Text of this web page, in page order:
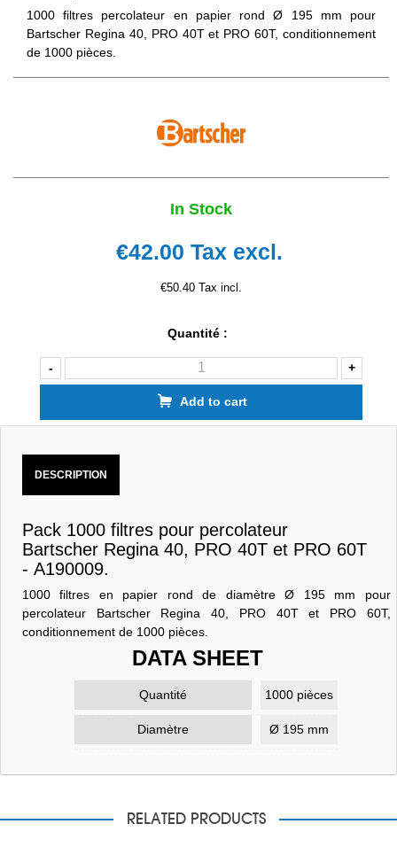
1000 filtres percolateur en papier rond Ø 195 mm pour
Bartscher Regina 40, PRO 40T et PRO 60T, conditionnement
de 1000 pièces.
In Stock
€42.00Tax excl.
€50.40 Tax incl.
Quantité :
- +
Add to cart
DESCRIPTION
Pack 1000 filtres pour percolateur
Bartscher Regina 40, PRO 40T et PRO 60T
- A190009.
1000 filtres en papier rond de diamètre Ø 195 mm pour
percolateur Bartscher Regina 40, PRO 40T et PRO 60T,
conditionnement de 1000 pièces.
DATA SHEET
Quantité 1000 pièces
Diamètre Ø 195 mm
RELATED PRODUCTS